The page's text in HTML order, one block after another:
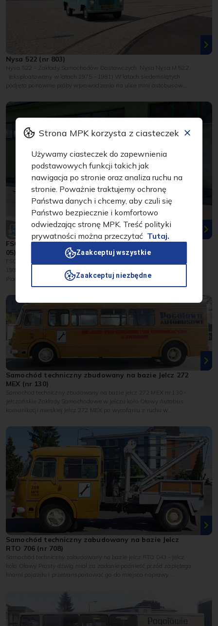
Nysa 522 (nr 803)
Nysa 522 - Zakłady Samochodów Dostawczych, Nysa Nysa M 522
(eksploatowany w latach 1975 - 1981) W latach siedemsiątych
podjęto ponownie próby wprowadzenia na ulice mini autobusów,
FSO 1500 TAXI (nr 723); FSO 1500 Nadzór ruchu (nr
05)
FSO1500 - Fabryka Samochodów Osobowych, Warszawa (TAXI -
1985 r.) FSO1500 - Fabryka Samochodów Osobowych, Warszawa
(Radiowóz Nadzoru Ruchu - 1988 r.) W kolekcji MPK SA znajdują
Samochód techniczny zbudowany na bazie Jelcz 272
MEX (nr 130)
Samochód techniczny zbudowany na bazie Jelcz 272 MEX nr 130 -
Jelczańskie Zaklady Samochodowe w Jelczu koło Oławy Autobus
komunikacji mieskiej Jelcz 272 MEX po wycofaniu z ruchu w
Samochód techniczny zabudowany na bazie Jelcz
RTO 706 (nr 708)
Samochód techniczny zabudowany na bazie Jelcz RTO 043 - Jelcz
koło Oławy Prosty dźwig miał za zadanie podnieść przód zapiętego
linami pojazdu i przetransportować go do miejsca naprawy....
Strona MPK korzysta z ciasteczek
Używamy ciasteczek do zapewnienia
podstawowych funkcji takich jak
nawigacja po stronie oraz analiza ruchu na
stronie. Poważnie traktujemy ochronę
Państwa danych i chcemy, aby czuli się
Państwo bezpiecznie i komfortowo
odwiedzając stronę MPK. Treść polityki
prywatności można przeczytać Tutaj.
Zaakceptuj wszystkie
Zaakceptuj niezbędne